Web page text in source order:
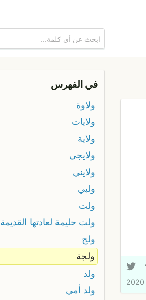
في الفهرس
ولاوة
ولايات
ولاية
ولايجي
ولايني
ولبي
ولت
ولت حليمة لعادتها القديمة
ولج
ولجة
ولد
ولد أمي